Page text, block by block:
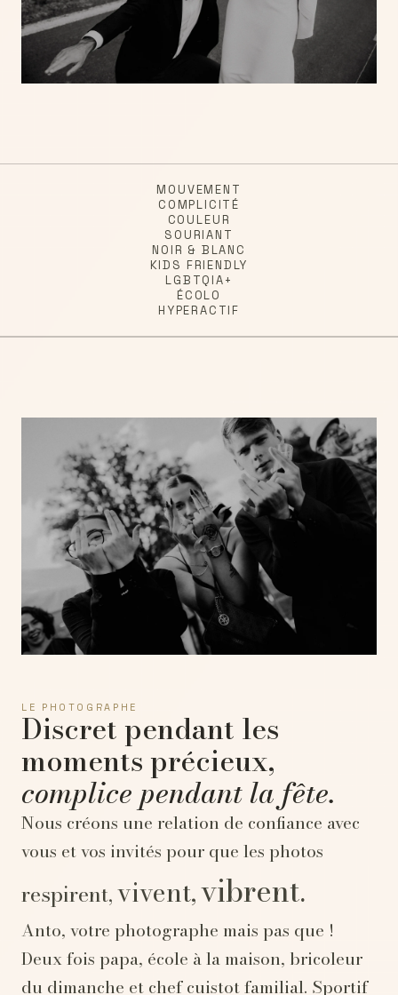
MOUVEMENT
COMPLICITÉ
COULEUR
SOURIANT
NOIR & BLANC
KIDS FRIENDLY
LGBTQIA+
ÉCOLO
HYPERACTIF
LE PHOTOGRAPHE
Discret pendant les
moments précieux,
complice pendant la fête.
Nous créons une relation de confiance avec
vous et vos invités pour que les photos
respirent,vivent,vibrent.
Anto, votre photographe mais pas que !
Deux fois papa, école à la maison, bricoleur
du dimanche et chef cuistot familial. Sportif